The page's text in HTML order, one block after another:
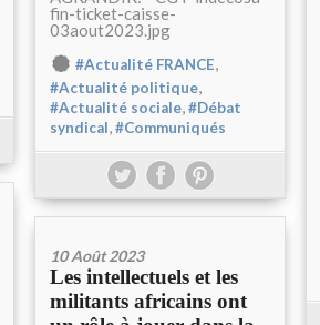
fin-ticket-caisse-
03aout2023.jpg
#Actualité FRANCE,
#Actualité politique,
#Actualité sociale,#Débat
syndical,#Communiqués
10 Août 2023
Les intellectuels et les
militants africains ont